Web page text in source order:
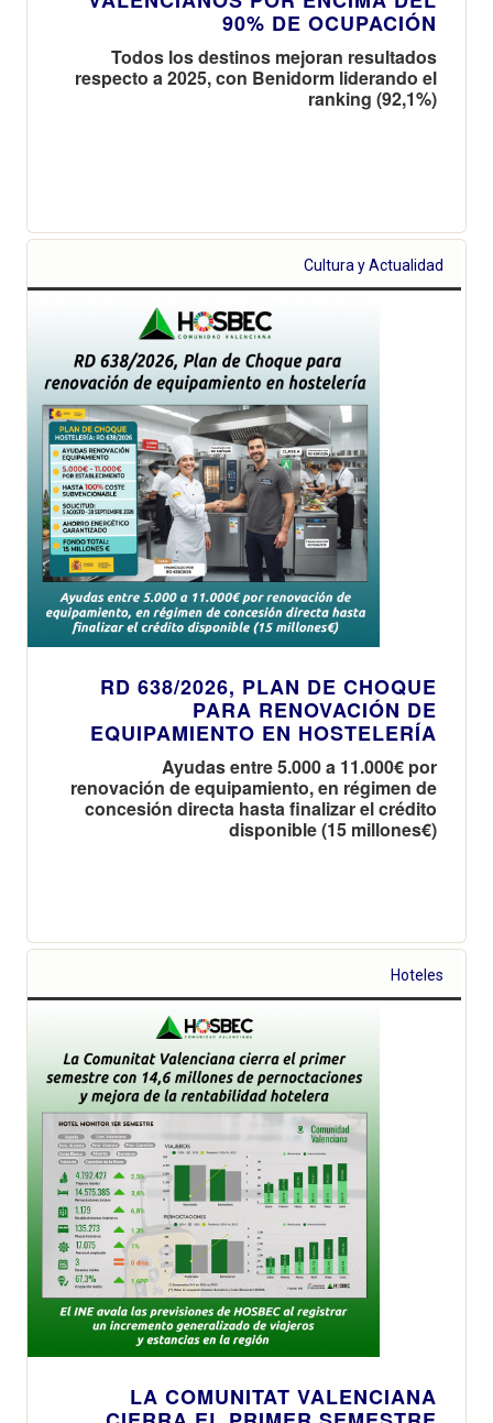
90% DE OCUPACIÓN
Todos los destinos mejoran resultados
respecto a 2025, con Benidorm liderando el
ranking (92,1%)
Cultura y Actualidad
RD 638/2026, PLAN DE CHOQUE
PARA RENOVACIÓN DE
EQUIPAMIENTO EN HOSTELERÍA
Ayudas entre 5.000 a 11.000€ por
renovación de equipamiento, en régimen de
concesión directa hasta finalizar el crédito
disponible (15 millones€)
Hoteles
LA COMUNITAT VALENCIANA